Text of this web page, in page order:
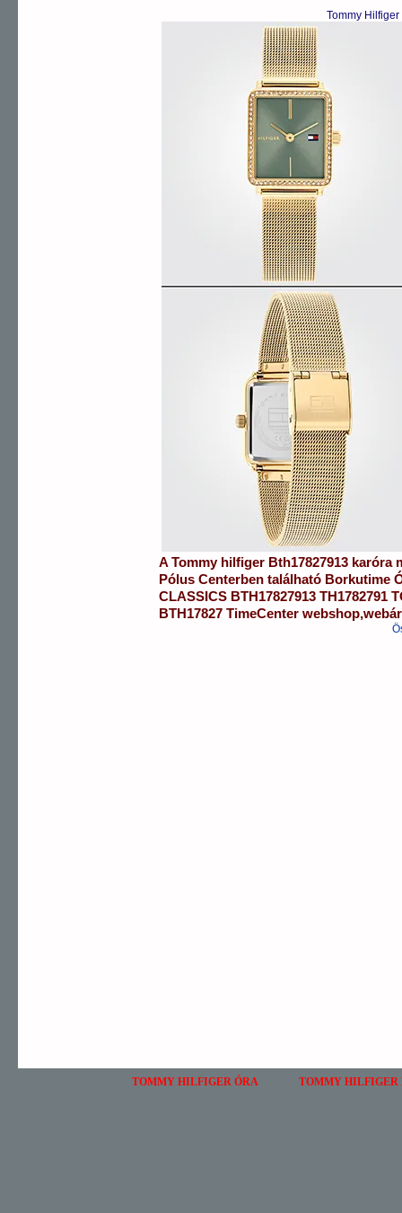
Tommy
ATommy hilfiger Bth17827913 karóra
Pólus Centerben található Borkutime
CLASSICS BTH17827913 TH1782791
BTH17827 TimeCenter webshop,
TOMMY HILFIGER ÓRA TOMMY HILFIGER